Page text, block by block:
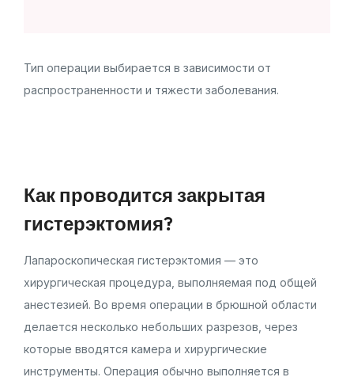
Тип операции выбирается в зависимости от
распространенности и тяжести заболевания.
Как проводится закрытая
гистерэктомия?
Лапароскопическая гистерэктомия — это
хирургическая процедура, выполняемая под общей
анестезией. Во время операции в брюшной области
делается несколько небольших разрезов, через
которые вводятся камера и хирургические
инструменты. Операция обычно выполняется в